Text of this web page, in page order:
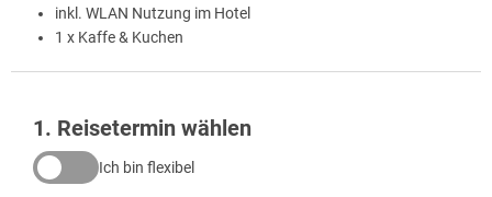
inkl. WLAN Nutzung im Hotel
1 x Kaffe & Kuchen
1. Reisetermin wählen
Ich bin flexibel